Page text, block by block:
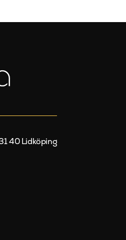
40 Lidköping